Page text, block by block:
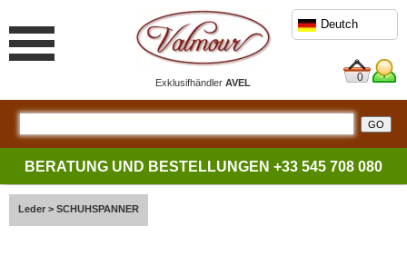
ExklusifhändlerAVEL
Deutch
0
BERATUNG UND BESTELLUNGEN +33 545 708 080
Leder > SCHUHSPANNER